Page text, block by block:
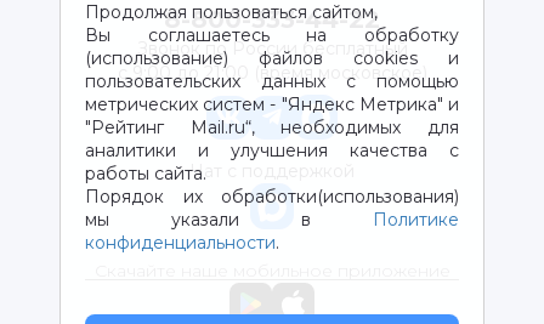
Продолжая пользоваться сайтом,
Вы соглашаетесь на обработку
(использование) файлов cookies и
пользовательских данных с помощью
метрических систем - "Яндекс Метрика" и
"Рейтинг Mail.ru“, необходимых для
аналитики и улучшения качества с
работы сайта.
Порядок их обработки(использования)
мы указали в
Политике
конфиденциальности.
8-800-333-44-22
Звонок по России бесплатный
с 9:00 до 21:00 (время московское)
Чат с поддержкой